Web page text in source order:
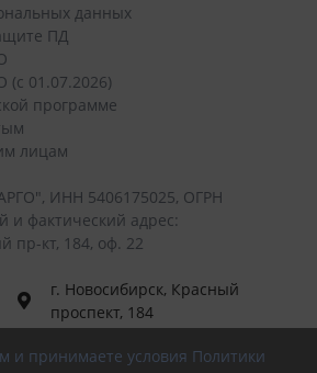
данных
ПД
(с 01.07.2026)
программе
лицам
ИНН 5406175025, ОГРН
и фактический адрес:
пр-кт, 184, оф. 22
г. Новосибирск, Красный
проспект, 184
и принимаете условия Политики